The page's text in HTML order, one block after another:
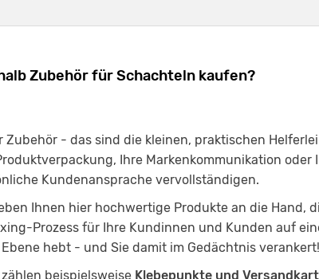
Zubehör für Schachteln kaufen?
Zubehör - das sind die kleinen, praktischen
Ihre Markenkommunikation oder
Kundenansprache vervollständigen.
Ihnen hier hochwertige Produkte an die Hand,
Prozess für Ihre Kundinnen und Kunden auf
hebt - und Sie damit im Gedächtnis verankert!
zählen beispielsweise Klebepunkte und